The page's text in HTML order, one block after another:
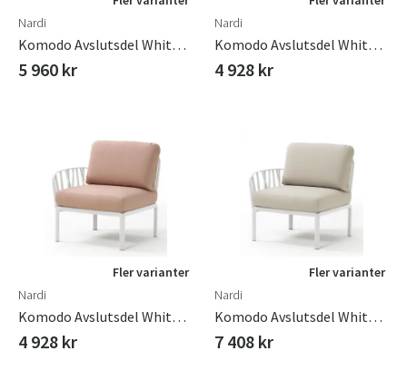
Nardi
Komodo Avslutsdel White - Adriatic Sunbrella
5 960 kr
Nardi
Komodo Avslutsdel White - Grigio
4 928 kr
Fler varianter
Nardi
Komodo Avslutsdel White - Rosa Quarzo
4 928 kr
Fler varianter
Nardi
Komodo Avslutsdel White - Tech Panama
7 408 kr